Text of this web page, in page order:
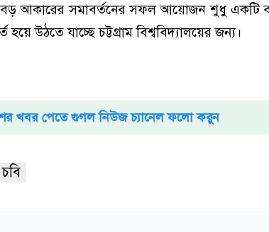
বড় আকারের সমাবর্তনের সফল আয়োজন শুধু একটি
উঠতে যাচ্ছে চট্টগ্রাম বিশ্ববিদ্যালয়ের জন্য।
খবর পেতে গুগল নিউজ চ্যানেল ফলো করুন
চবি